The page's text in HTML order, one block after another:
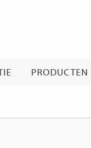
PRODUCTEN